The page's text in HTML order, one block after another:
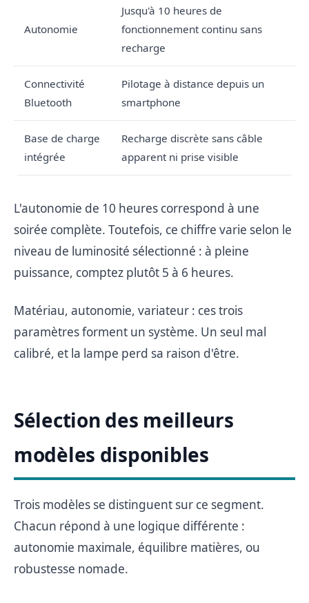
Autonomie
Jusqu'à 10 heures de
fonctionnement continu sans
recharge
Connectivité
Bluetooth
Pilotage à distance depuis un
smartphone
Base de charge
intégrée
Recharge discrète sans câble
apparent ni prise visible
L'autonomie de 10 heures correspond à une
soirée complète. Toutefois, ce chiffre varie selon le
niveau de luminosité sélectionné : à pleine
puissance, comptez plutôt 5 à 6 heures.
Matériau, autonomie, variateur : ces trois
paramètres forment un système. Un seul mal
calibré, et la lampe perd sa raison d'être.
Sélection des meilleurs
modèles disponibles
Trois modèles se distinguent sur ce segment.
Chacun répond à une logique différente :
autonomie maximale, équilibre matières, ou
robustesse nomade.